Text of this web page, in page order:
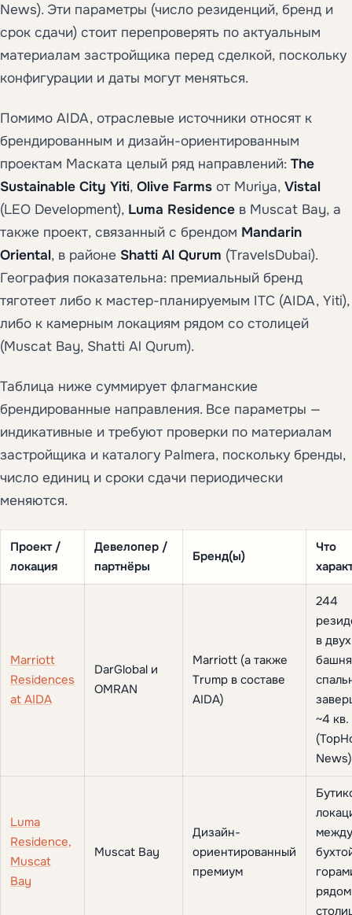
News). Эти параметры (число резиденций, бренд и
срок сдачи) стоит перепроверять по актуальным
материалам застройщика перед сделкой, поскольку
конфигурации и даты могут меняться.
Помимо AIDA, отраслевые источники относят к
брендированным и дизайн-ориентированным
проектам Маската целый ряд направлений: The
Sustainable City Yiti, Olive Farms от Muriya, Vistal
(LEO Development), Luma Residence в Muscat Bay, а
также проект, связанный с брендом Mandarin
Oriental, в районе Shatti Al Qurum (TravelsDubai).
География показательна: премиальный бренд
тяготеет либо к мастер-планируемым ITC (AIDA, Yiti),
либо к камерным локациям рядом со столицей
(Muscat Bay, Shatti Al Qurum).
Таблица ниже суммирует флагманские
брендированные направления. Все параметры —
индикативные и требуют проверки по материалам
застройщика и каталогу Palmera, поскольку бренды,
число единиц и сроки сдачи периодически
меняются.
Проект /
локация
Девелопер /
партнёры
Бренд(ы)
Что
Marriott
Residences
at AIDA
DarGlobal и
OMRAN
Marriott (а также
Trump в составе
AIDA)
244
в двух
~4
News)
Luma
Residence,
Muscat
Bay
Muscat Bay
Дизайн-
ориентированный
премиум
между